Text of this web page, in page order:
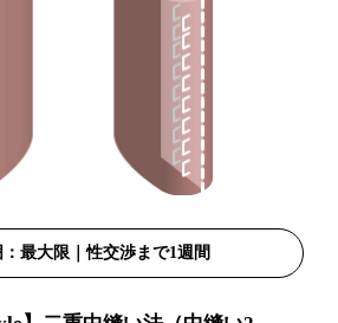
最大限｜性交渉まで1週間